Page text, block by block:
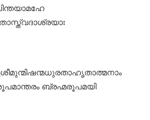
ബ്രഹ്മരൂപമയി